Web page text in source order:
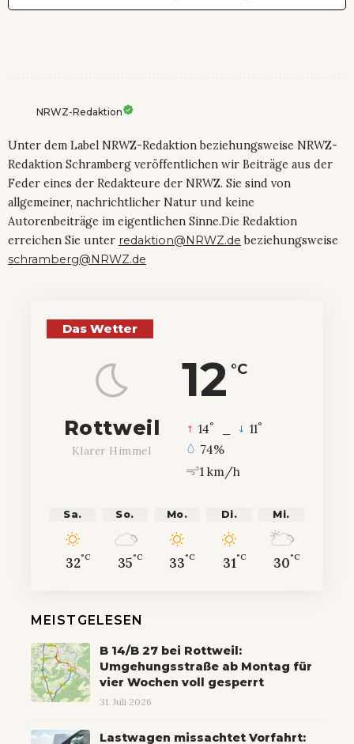
NRWZ-Redaktion
Unter dem Label NRWZ-Redaktion beziehungsweise NRWZ-
Redaktion Schramberg veröffentlichen wir Beiträge aus der
Feder eines der Redakteure der NRWZ. Sie sind von
allgemeiner, nachrichtlicher Natur und keine
Autorenbeiträge im eigentlichen Sinne.Die Redaktion
erreichen Sie unter redaktion@NRWZ.de beziehungsweise
schramberg@NRWZ.de
Das Wetter
12 °C
Rottweil
Klarer Himmel
14° 11°
74%
1 km/h
Sa.
32°C
So.
35°C
Mo.
33°C
Di.
31°C
Mi.
30°C
MEISTGELESEN
B 14/B 27 bei Rottweil:
Umgehungsstraße ab Montag für
vier Wochen voll gesperrt
31. Juli 2026
Lastwagen missachtet Vorfahrt: